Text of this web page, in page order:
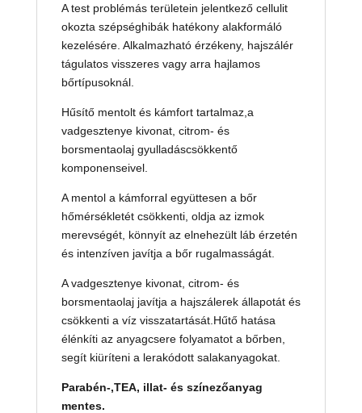
A test problémás területein jelentkező cellulit
okozta szépséghibák hatékony alakformáló
kezelésére. Alkalmazható érzékeny, hajszálér
tágulatos visszeres vagy arra hajlamos
bőrtípusoknál.
Hűsítő mentolt és kámfort tartalmaz,a
vadgesztenye kivonat, citrom- és
borsmentaolaj gyulladáscsökkentő
komponenseivel.
A mentol a kámforral együttesen a bőr
hőmérsékletét csökkenti, oldja az izmok
merevségét, könnyít az elnehezült láb érzetén
és intenzíven javítja a bőr rugalmasságát.
A vadgesztenye kivonat, citrom- és
borsmentaolaj javítja a hajszálerek állapotát és
csökkenti a víz visszatartását.Hűtő hatása
élénkíti az anyagcsere folyamatot a bőrben,
segít kiüríteni a lerakódott salakanyagokat.
Parabén-,TEA, illat- és színezőanyag
mentes.